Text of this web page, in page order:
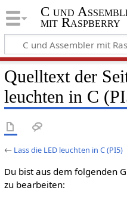
C und
mit Raspberry
Quelltext der
leuchten in C
← Lass die LED leuchten in C (PI5)
Du bist aus dem folgenden
zu bearbeiten: